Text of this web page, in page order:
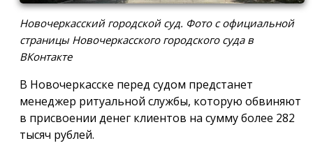
Новочеркасский городской суд. Фото с официальной
страницы Новочеркасского городского суда в
ВКонтакте
В Новочеркасске перед судом предстанет
менеджер ритуальной службы, которую обвиняют
в присвоении денег клиентов на сумму более 282
тысяч рублей.